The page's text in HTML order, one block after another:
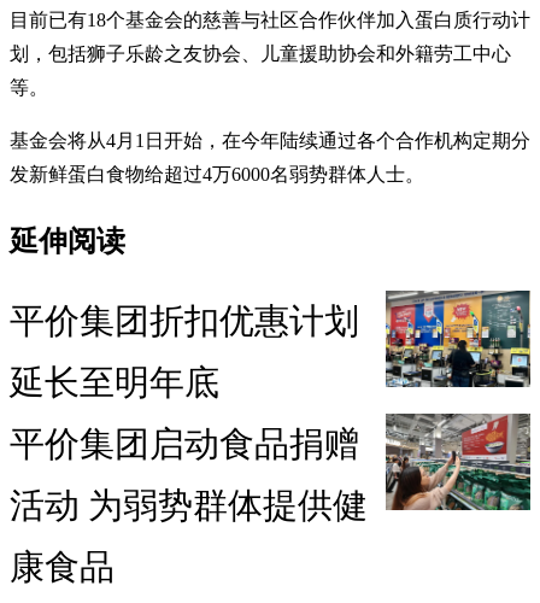
目前已有18个基金会的慈善与社区合作伙伴加入蛋白质行动计
划，包括狮子乐龄之友协会、儿童援助协会和外籍劳工中心
等。
基金会将从4月1日开始，在今年陆续通过各个合作机构定期分
发新鲜蛋白食物给超过4万6000名弱势群体人士。
延伸阅读
平价集团折扣优惠计划
延长至明年底
平价集团启动食品捐赠
活动 为弱势群体提供健
康食品